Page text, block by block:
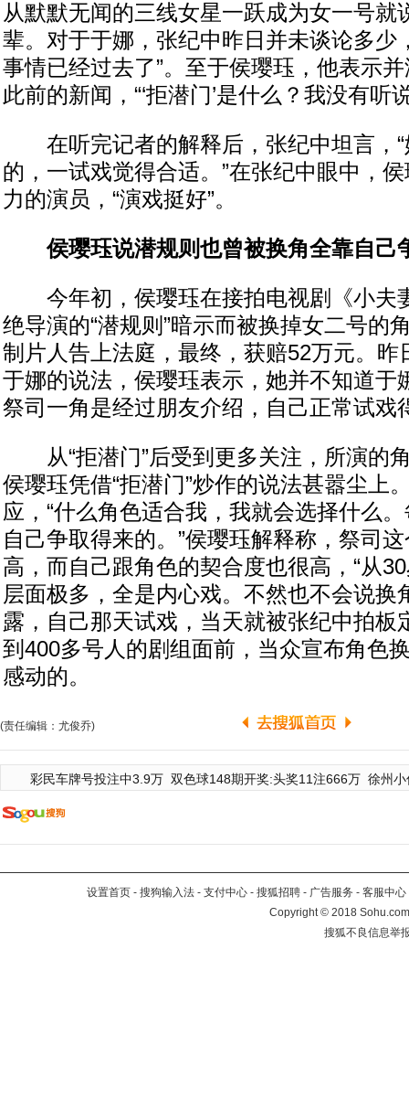
从默默无闻的三线女星一跃成为女一号就
辈。对于于娜，张纪中昨日并未谈论多少
事情已经过去了”。至于侯璎珏，他表示
此前的新闻，“‘拒潜门’是什么？我没有听
在听完记者的解释后，张纪中坦言，“
的，一试戏觉得合适。”在张纪中眼中，
力的演员，“演戏挺好”。
侯璎珏说潜规则也曾被换角全靠自己
今年初，侯璎珏在接拍电视剧《小夫
绝导演的“潜规则”暗示而被换掉女二号的
制片人告上法庭，最终，获赔52万元。昨
于娜的说法，侯璎珏表示，她并不知道于
祭司一角是经过朋友介绍，自己正常试戏
从“拒潜门”后受到更多关注，所演的
侯璎珏凭借“拒潜门”炒作的说法甚嚣尘上
应，“什么角色适合我，我就会选择什么
自己争取得来的。”侯璎珏解释称，祭司
高，而自己跟角色的契合度也很高，“从
层面极多，全是内心戏。不然也不会说换
露，自己那天试戏，当天就被张纪中拍板
到400多号人的剧组面前，当众宣布角色
感动的。
(责任编辑：尤俊乔)
彩民车牌号投注中3.9万 双色球148期开奖:头奖11注666万 徐州
设置首页 - 搜狗输入法 - 支付中心 - 搜狐招聘 - 广告服务 - 客服中心
Copyright©2018
搜狐不良信息举